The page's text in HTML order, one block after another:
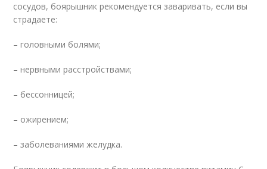
сосудов, боярышник рекомендуется заваривать, если вы
страдаете:
– головными болями;
– нервными расстройствами;
– бессонницей;
– ожирением;
– заболеваниями желудка.